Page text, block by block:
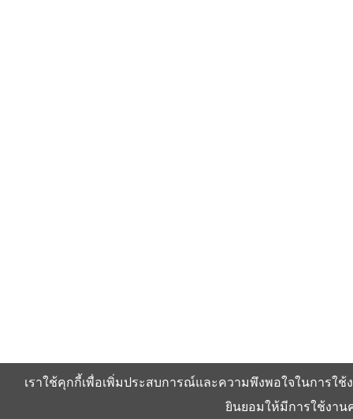
เราใช้คุกกี้เพื่อเพิ่มประสบการณ์และความพึงพอใจในการใ
ยินยอมให้มีการใช้งา